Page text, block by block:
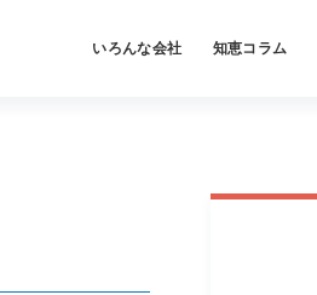
いろんな会社 知恵コラム